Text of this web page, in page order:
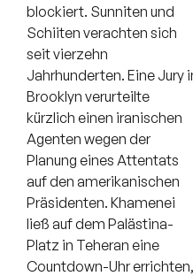
blockiert. Sunniten und
Schiiten verachten sich
seit vierzehn
Jahrhunderten. Eine Jury
Brooklyn verurteilte
kürzlich einen iranischen
Agenten wegen der
Planung eines Attentats
auf den amerikanischen
Präsidenten. Khamenei
ließ auf dem Palästina-
Platz in Teheran eine
Countdown-Uhr errichten,